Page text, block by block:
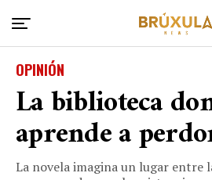
OPINIÓN
La biblioteca
aprende a
La novela imagina un lugar entre